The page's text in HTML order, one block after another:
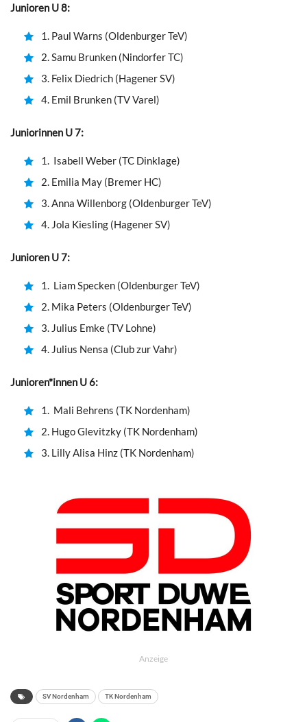
Junioren U 8:
1. Paul Warns (Oldenburger TeV)
2. Samu Brunken (Nindorfer TC)
3. Felix Diedrich (Hagener SV)
4. Emil Brunken (TV Varel)
Juniorinnen U 7:
1. Isabell Weber (TC Dinklage)
2. Emilia May (Bremer HC)
3. Anna Willenborg (Oldenburger TeV)
4. Jola Kiesling (Hagener SV)
Junioren U 7:
1. Liam Specken (Oldenburger TeV)
2. Mika Peters (Oldenburger TeV)
3. Julius Emke (TV Lohne)
4. Julius Nensa (Club zur Vahr)
Junioren*innen U 6:
1. Mali Behrens (TK Nordenham)
2. Hugo Glevitzky (TK Nordenham)
3. Lilly Alisa Hinz (TK Nordenham)
Anzeige
SV Nordenham TK Nordenham